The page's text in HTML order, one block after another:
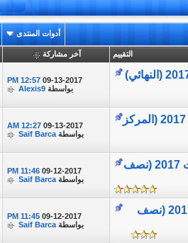
أدوات المنتدى
التقييم آخر مشاركة
09-13-2017
12:57 PM
بواسطة Alexis9
تغطية مباراة || Mexico vs Portugal || كأس القارات 2017 (المركز 09-13-2017
12:27 AM
بواسطة Saif Barca
تغطية مباراة || Germany VS Mexico || كأس القارات 2017 (نصف 09-12-2017
11:46 PM
بواسطة Saif Barca
تغطية مباراة || Chile VS Portugal || كأس القارات 2017 (نصف 09-12-2017
11:45 PM
بواسطة Saif Barca